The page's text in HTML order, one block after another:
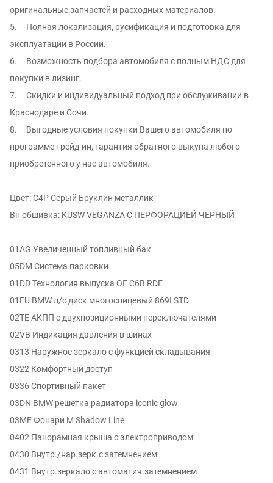
оригинальные запчастей и расходных материалов.
5. Полная локализация, русификация и подготовка для
эксплуатации в России.
6. Возможность подбора автомобиля с полным НДС для
покупки в лизинг.
7. Скидки и индивидуальный подход при обслуживании в
Краснодаре и Сочи.
8. Выгодные условия покупки Вашего автомобиля по
программе трейд-ин, гарантия обратного выкупа любого
приобретенного у нас автомобиля.
Цвет: C4P Серый Бруклин металлик
Вн обшивка: KUSW VEGANZA С ПЕРФОРАЦИЕЙ ЧЕРНЫЙ
01AG Увеличенный топливный бак
05DM Система парковки
01DD Технология выпуска ОГ C6B RDE
01EU BMW л/с диск многоспицевый 869I STD
02TE АКПП с двухпозиционными переключателями
02VB Индикация давления в шинах
0313 Наружное зеркало с функцией складывания
0322 Комфортный доступ
0336 Спортивный пакет
03DN BMW решетка радиатора iconic glow
03MF Фонари М Shadow Line
0402 Панорамная крыша с электроприводом
0430 Внутр./нар.зерк.с затемнением
0431 Внутр.зеркало с автоматич.затемнением